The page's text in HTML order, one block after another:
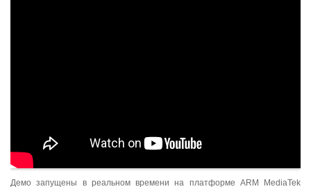
Демо запущены в реальном времени на платформе ARM MediaTek